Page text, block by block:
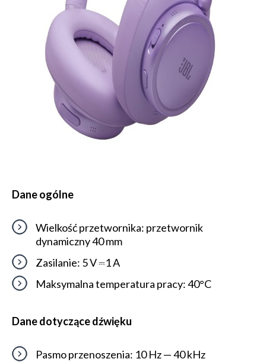
Dane ogólne
Wielkość przetwornika: przetwornik
dynamiczny 40 mm
Zasilanie: 5 V ⎓1 A
Maksymalna temperatura pracy: 40°C
Dane dotyczące dźwięku
Pasmo przenoszenia: 10 Hz — 40 kHz